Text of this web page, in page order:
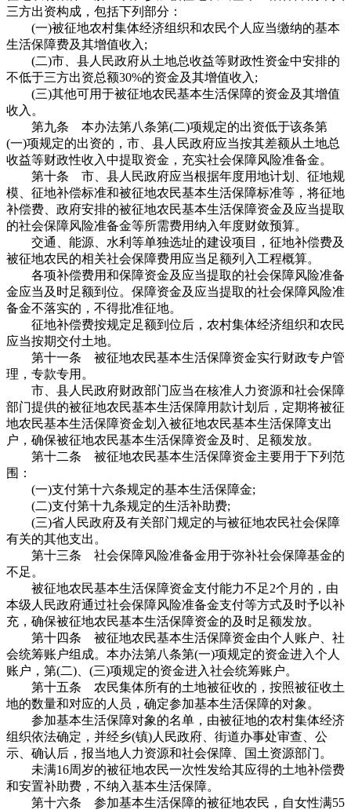
三方出资构成，包括下列部分：
(一)被征地农村集体经济组织和农民个人应当缴纳的基本
生活保障费及其增值收入;
(二)市、县人民政府从土地总收益等财政性资金中安排的
不低于三方出资总额30%的资金及其增值收入;
(三)其他可用于被征地农民基本生活保障的资金及其增值
收入。
第九条 本办法第八条第(二)项规定的出资低于该条第
(一)项规定的出资的，市、县人民政府应当按其差额从土地总
收益等财政性收入中提取资金，充实社会保障风险准备金。
第十条 市、县人民政府应当根据年度用地计划、征地规
模、征地补偿标准和被征地农民基本生活保障标准等，将征地
补偿费、政府安排的被征地农民基本生活保障资金及应当提取
的社会保障风险准备金等所需费用纳入年度财敛预算。
交通、能源、水利等单独选址的建设项目，征地补偿费及
被征地农民的相关社会保障费用应当足额列入工程概算。
各项补偿费用和保障资金及应当提取的社会保障风险准备
金应当及时足额到位。保障资金及应当提取的社会保障风险准
备金不落实的，不得批准征地。
征地补偿费按规定足额到位后，农村集体经济组织和农民
应当按期交付土地。
第十一条 被征地农民基本生活保障资金实行财政专户管
理，专款专用。
市、县人民政府财政部门应当在核准人力资源和社会保障
部门提供的被征地农民基本生活保障用款计划后，定期将被征
地农民基本生活保障资金划入被征地农民基本生活保障支出
户，确保被征地农民基本生活保障资金及时、足额发放。
第十二条 被征地农民基本生活保障资金主要用于下列范
围：
(一)支付第十六条规定的基本生活保障金;
(二)支付第十九条规定的生活补助费;
(三)省人民政府及有关部门规定的与被征地农民社会保障
有关的其他支出。
第十三条 社会保障风险准备金用于弥补社会保障基金的
不足。
被征地农民基本生活保障资金支付能力不足2个月的，由
本级人民政府通过社会保障风险准备金支付等方式及时予以补
充，确保被征地农民基本生活保障资金的及时足额发放。
第十四条 被征地农民基本生活保障资金由个人账户、社
会统筹账户组成。本办法第八条第(一)项规定的资金进入个人
账户，第(二)、(三)项规定的资金进入社会统筹账户。
第十五条 农民集体所有的土地被征收的，按照被征收土
地的数量和对应的人员，确定参加基本生活保障的对象。
参加基本生活保障对象的名单，由被征地的农村集体经济
组织依法确定，并经乡(镇)人民政府、街道办事处审查、公
示、确认后，报当地人力资源和社会保障、国土资源部门。
未满16周岁的被征地农民一次性发给其应得的土地补偿费
和安置补助费，不纳入基本生活保障。
第十六条 参加基本生活保障的被征地农民，自女性满55